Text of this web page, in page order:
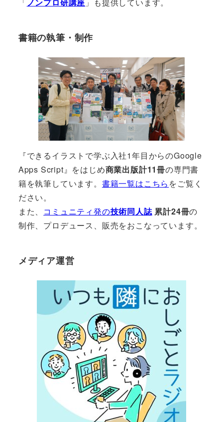
書籍の執筆・制作
『できるイラストで学ぶ入社1年目からのGoogle
Apps Script』をはじめ商業出版計11冊の専門書
籍を執筆しています。 書籍一覧はこちら をご覧く
ださい。
また、 コミュニティ発の技術同人誌累計24冊の
制作、プロデュース、販売をおこなっています。
メディア運営